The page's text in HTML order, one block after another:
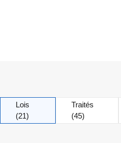
Lois
(21)
Traités
(45)